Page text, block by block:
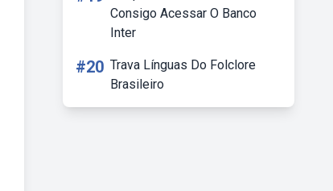
Consigo Acessar O Banco
Inter
#20 Trava Línguas Do Folclore
Brasileiro